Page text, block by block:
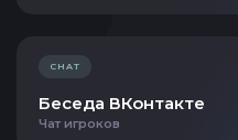
CHAT
Беседа ВКонтакте
Чат игроков